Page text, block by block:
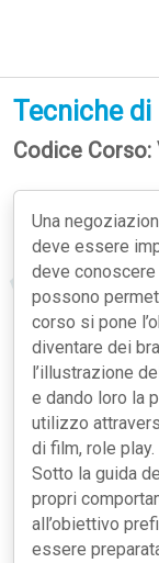
Tecniche
Codice Corso:
Una
deve essere
deve
possono
corso si pone
diventare dei
l’illustrazione
e dando loro la
utilizzo
di film, role play.
Sotto la guida
propri
all’obiettivo
essere